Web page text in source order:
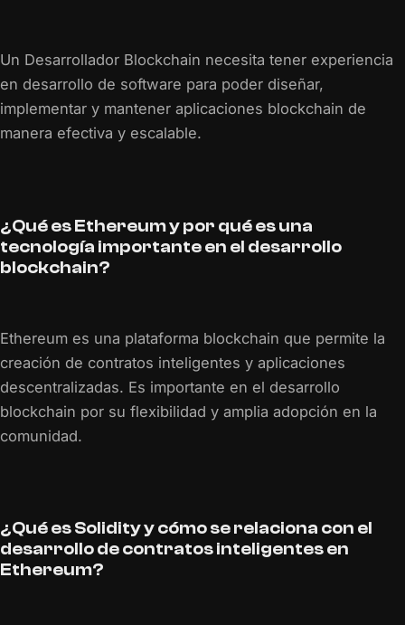
Un Desarrollador Blockchain necesita tener experiencia
en desarrollo de software para poder diseñar,
implementar y mantener aplicaciones blockchain de
manera efectiva y escalable.
¿Qué es Ethereum y por qué es una
tecnología importante en el desarrollo
blockchain?
Ethereum es una plataforma blockchain que permite la
creación de contratos inteligentes y aplicaciones
descentralizadas. Es importante en el desarrollo
blockchain por su flexibilidad y amplia adopción en la
comunidad.
¿Qué es Solidity y cómo se relaciona con el
desarrollo de contratos inteligentes en
Ethereum?